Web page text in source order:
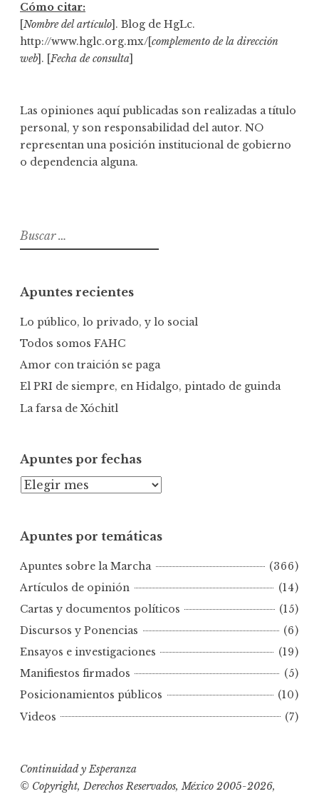
Cómo citar:
Nombre del artículo ]. Blog de HgLc.
http://www.hglc.org.mx/[ complemento de la dirección
web ]. [Fecha de consulta
Las opiniones aquí publicadas son realizadas a título
personal, y son responsabilidad del autor. NO
representan una posición institucional de gobierno
o dependencia alguna.
B
u
a
r
Apuntes recientes
Lo público, lo privado, y lo social
Todos somos FAHC
Amor con traición se paga
El PRI de siempre, en Hidalgo, pintado de guinda
La farsa de Xóchitl
Apuntes por fechas
A
n
e
s
p
f
e
c
a
Apuntes por temáticas
Apuntes sobre la Marcha
(366)
Artículos de opinión
(14)
Cartas y documentos políticos
(15)
Discursos y Ponencias
(6)
Ensayos e investigaciones
(19)
Manifiestos firmados
(5)
Posicionamientos públicos
(10)
Videos
(7)
Continuidad y Esperanza
© Copyright, Derechos Reservados, México 2005-2026,